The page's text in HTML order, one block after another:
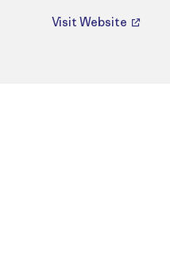
Visit Website